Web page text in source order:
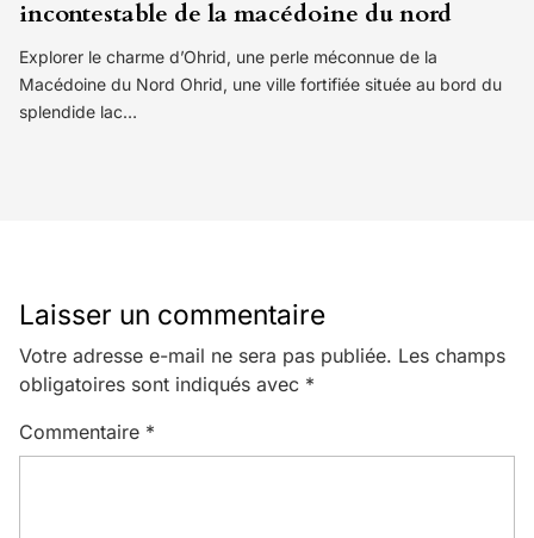
incontestable de la macédoine du nord
Explorer le charme d’Ohrid, une perle méconnue de la
Macédoine du Nord Ohrid, une ville fortifiée située au bord du
splendide lac…
Laisser un commentaire
Votre adresse e-mail ne sera pas publiée. Les champs
obligatoires sont indiqués avec *
Commentaire *